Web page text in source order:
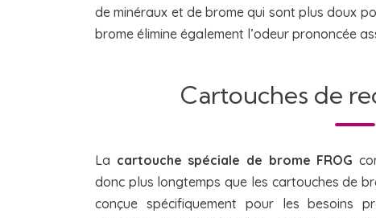
de minéraux et de brome qui sont plus doux
brome élimine également l’odeur prononcée
Cartouches de
La cartouche spéciale de brome FROG
donc plus longtemps que les cartouches de
conçue spécifiquement pour les besoins